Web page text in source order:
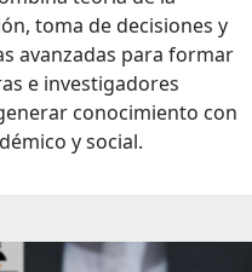
toma de decisiones y
avanzadas para formar
e investigadores
conocimiento con
y social.